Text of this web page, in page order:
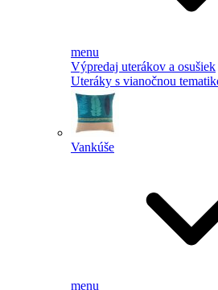
menu
Výpredaj uterákov a osušiek
Uteráky s vianočnou
Vankúše
menu